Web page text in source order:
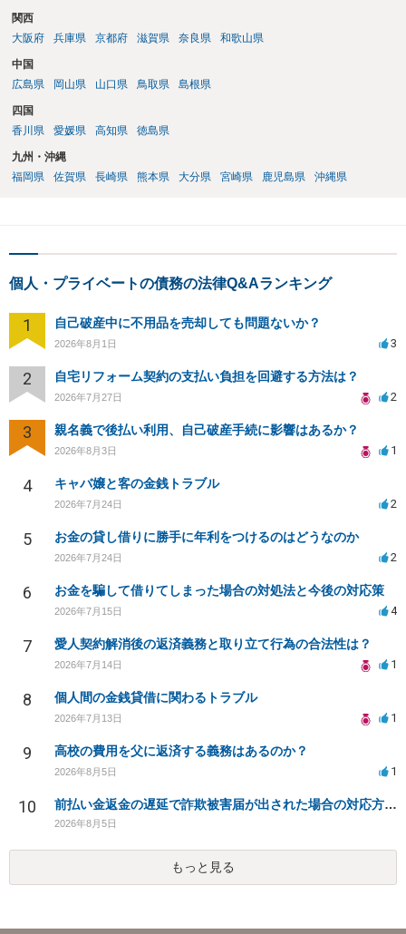
関西
大阪府
兵庫県 京都府 滋賀県 奈良県 和歌山県
中国
広島県
岡山県 山口県 鳥取県 島根県
四国
香川県
愛媛県 高知県 徳島県
九州・沖縄
福岡県
佐賀県 長崎県 熊本県 大分県 宮崎県 鹿児島県 沖縄県
個人・プライベートの債務の法律Q&Aランキング
1 自己破産中に不用品を売却しても問題ないか？
2026年8月1日 3
2 自宅リフォーム契約の支払い負担を回避する方法は？
2026年7月27日 2
3 親名義で後払い利用、自己破産手続に影響はあるか？
2026年8月3日 1
4 キャバ嬢と客の金銭トラブル
2026年7月24日 2
5 お金の貸し借りに勝手に年利をつけるのはどうなのか
2026年7月24日 2
6 お金を騙して借りてしまった場合の対処法と今後の対応策
2026年7月15日 4
7 愛人契約解消後の返済義務と取り立て行為の合法性は？
2026年7月14日 1
8 個人間の金銭貸借に関わるトラブル
2026年7月13日 1
9 高校の費用を父に返済する義務はあるのか？
2026年8月5日 1
10 前払い金返金の遅延で詐欺被害届が出された場合の対応方法は？
2026年8月5日
もっと見る